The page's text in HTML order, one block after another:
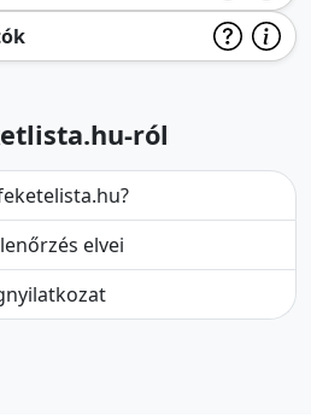
ról
elvei